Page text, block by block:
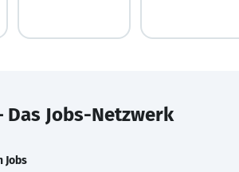
Das Jobs-Netzwerk
Jobs